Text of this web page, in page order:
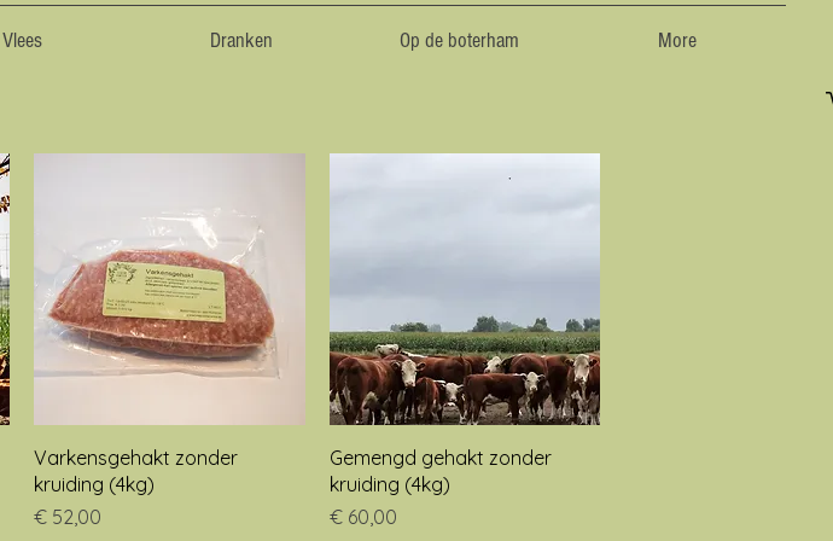
Vlees Dranken Op de boterham More
Snel overzicht
Varkensgehakt zonder
kruiding (4kg)
Prijs
€ 52,00
Snel overzicht
Gemengd gehakt zonder
kruiding (4kg)
Prijs
€ 60,00